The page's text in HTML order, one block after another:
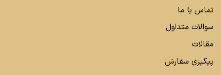
تماس با ما
سوالات متداول
مقالات
پیگیری سفارش